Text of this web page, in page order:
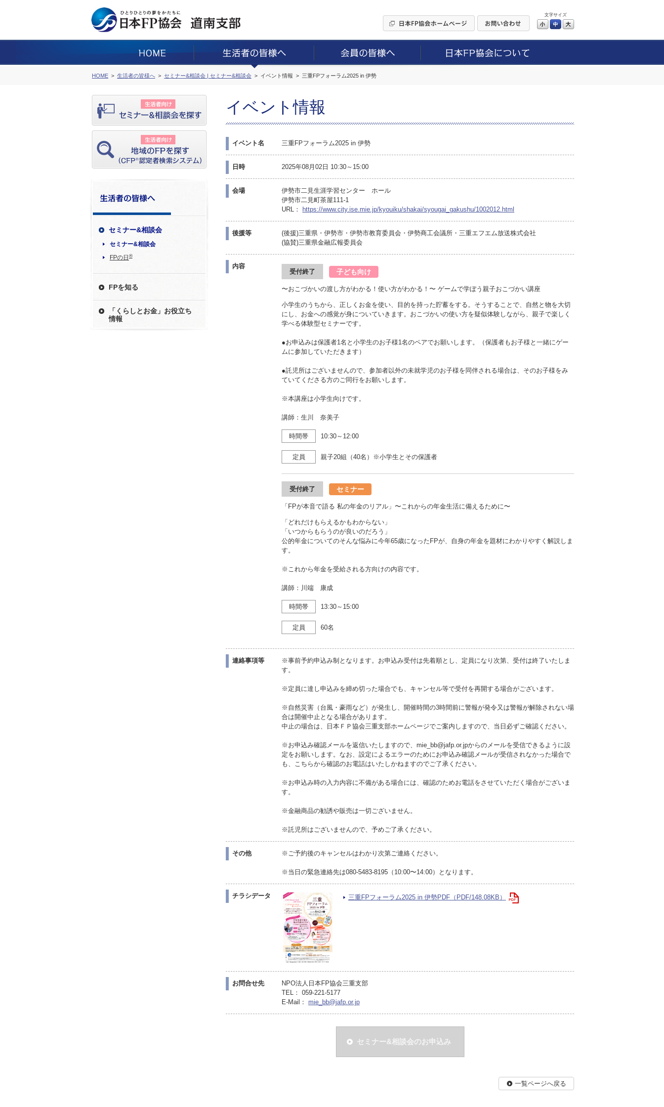
文字サイズ
小 中
HOME 生活者の皆様へ セミナー&相談会 | セミナー&相談会 イベント情報 三重FPフォーラム2025 in 伊勢
セミナー&相談会
セミナー&相談会
FPの日 ®
FPを知る
「くらしとお金」お役立ち
情報
イベント情報
イベント名 三重FPフォーラム2025 in 伊勢
日時 2025年08月02日 10:30～15:00
会場
伊勢市二見生涯学習センター ホール
伊勢市二見町茶屋111-1
URL：
https://www.city.ise.mie.jp/kyouiku/shakai/syougai_gakushu/1002012.html
後援等
(後援)三重県・伊勢市・伊勢市教育委員会・伊勢商工会議所・三重エフエム放送株式会社
(協賛)三重県金融広報委員会
内容
受付終了 子ども向け
〜おこづかいの渡し方がわかる！使い方がわかる！〜 ゲームで学ぼう親子おこづかい講座
小学生のうちから、正しくお金を使い、目的を持った貯蓄をする。そうすることで、自然と物を大切
にし、お金への感覚が身についていきます。おこづかいの使い方を疑似体験しながら、親子で楽しく
学べる体験型セミナーです。
●お申込みは保護者1名と小学生のお子様1名のペアでお願いします。（保護者もお子様と一緒にゲー
ムに参加していただきます）
●託児所はございませんので、参加者以外の未就学児のお子様を同伴される場合は、そのお子様をみ
ていてくださる方のご同行をお願いします。
※本講座は小学生向けです。
講師：生川 奈美子
時間帯 10:30～12:00
定員 親子20組（40名）※小学生とその保護者
受付終了 セミナー
「FPが本音で語る 私の年金のリアル」〜これからの年金生活に備えるために〜
「どれだけもらえるかもわからない」
「いつからもらうのが良いのだろう」
公的年金についてのそんな悩みに今年65歳になったFPが、自身の年金を題材にわかりやすく解説しま
す。
※これから年金を受給される方向けの内容です。
講師：川端 康成
時間帯 13:30～15:00
定員 60名
連絡事項等
※事前予約申込み制となります。お申込み受付は先着順とし、定員になり次第、受付は終了いたしま
す。
※定員に達し申込みを締め切った場合でも、キャンセル等で受付を再開する場合がございます。
※自然災害（台風・豪雨など）が発生し、開催時間の3時間前に警報が発令又は警報が解除されない場
合は開催中止となる場合があります。
中止の場合は、日本ＦＰ協会三重支部ホームページでご案内しますので、当日必ずご確認ください。
※お申込み確認メールを返信いたしますので、mie_bb@jafp.or.jpからのメールを受信できるように設
定をお願いします。なお、設定によるエラーのためにお申込み確認メールが受信されなかった場合で
も、こちらから確認のお電話はいたしかねますのでご了承ください。
※お申込み時の入力内容に不備がある場合には、確認のためお電話をさせていただく場合がございま
す。
※金融商品の勧誘や販売は一切ございません。
※託児所はございませんので、予めご了承ください。
その他 ※ご予約後のキャンセルはわかり次第ご連絡ください。
※当日の緊急連絡先は080-5483-8195（10:00〜14:00）となります。
チラシデータ 三重FPフォーラム2025 in 伊勢PDF（PDF/148.08KB）
お問合せ先
NPO法人日本FP協会三重支部
TEL： 059-221-5177
E-Mail： mie_bb@jafp.or.jp
セミナー&相談会のお申込み
一覧ページへ戻る